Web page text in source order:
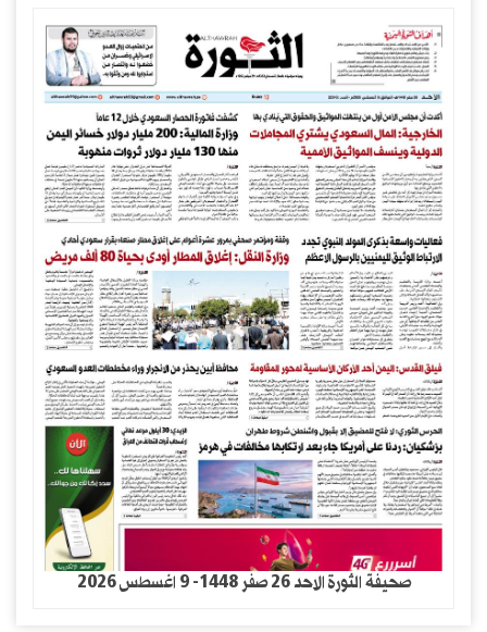
صحيفة الثورة الاحد 26 صفر 1448- 9 اغسطس 2026